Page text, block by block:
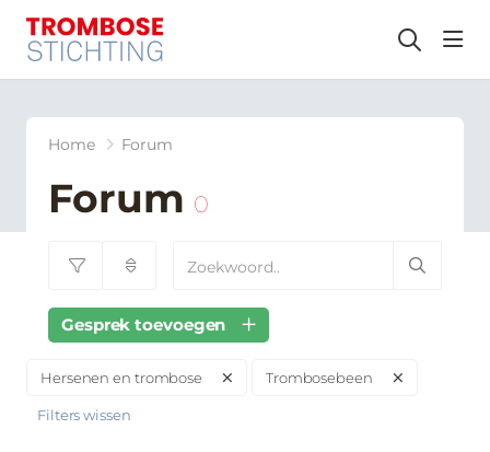
Home Forum
Forum 0
Gesprek toevoegen
Hersenen en trombose Trombosebeen
Filters wissen